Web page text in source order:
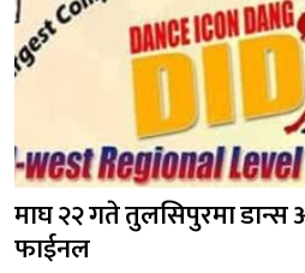
माघ २२ गते तुलसिपुरमा डान्स
फाईनल